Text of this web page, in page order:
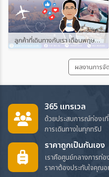
ลูกค้าที่เดินทางกับเรา เดือนพฤษภาคม และมิถุนายน 2567
ผลงานการ
365 แทรเวล
ด้วยประสบการณ์ท่องเ
การเดินทางในทุกทริป
ราคาถูกเป็นกันเอง
เราคือศูนย์กลางการท่อ
ราคาต้องประทับใจคุณ